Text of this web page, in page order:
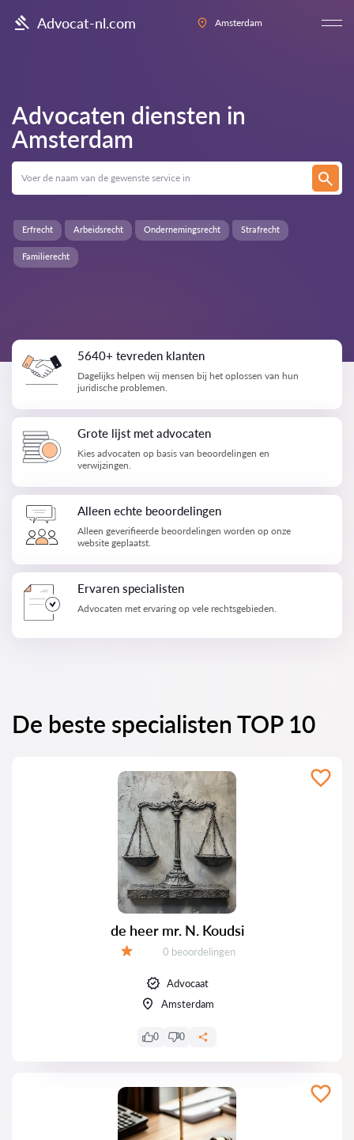
Advocat-nl.com Amsterdam
Advocaten diensten in
Amsterdam
Familierecht
Erfrecht Arbeidsrecht Ondernemingsrecht Strafrecht
5640+ tevreden klanten
Dagelijks helpen wij mensen bij het oplossen van hun
juridische problemen.
Grote lijst met advocaten
Kies advocaten op basis van beoordelingen en
verwijzingen.
Alleen echte beoordelingen
Alleen geverifieerde beoordelingen worden op onze
website geplaatst.
Ervaren specialisten
Advocaten met ervaring op vele rechtsgebieden.
De beste specialisten TOP 10
de heer mr. N. Koudsi
Getuigenissen:
0 beoordelingen
Advocaat
Amsterdam
0 0